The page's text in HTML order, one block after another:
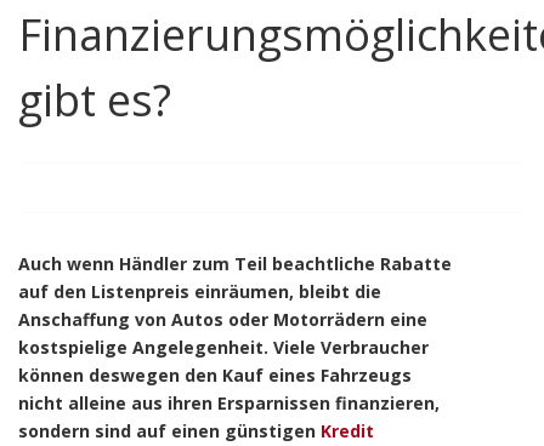
gibt es?
Auch wenn Händler zum Teil beachtliche Rabatte
auf den Listenpreis einräumen, bleibt die
Anschaffung von Autos oder Motorrädern eine
kostspielige Angelegenheit. Viele Verbraucher
können deswegen den Kauf eines Fahrzeugs
nicht alleine aus ihren Ersparnissen finanzieren,
sondern sind auf einen günstigen Kredit